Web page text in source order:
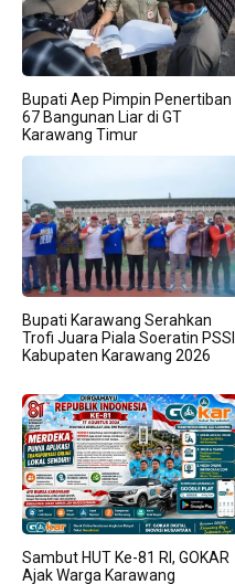
Bupati Aep Pimpin Penertiban
67 Bangunan Liar di GT
Karawang Timur
Bupati Karawang Serahkan
Trofi Juara Piala Soeratin PSSI
Kabupaten Karawang 2026
Sambut HUT Ke-81 RI, GOKAR
Ajak Warga Karawang